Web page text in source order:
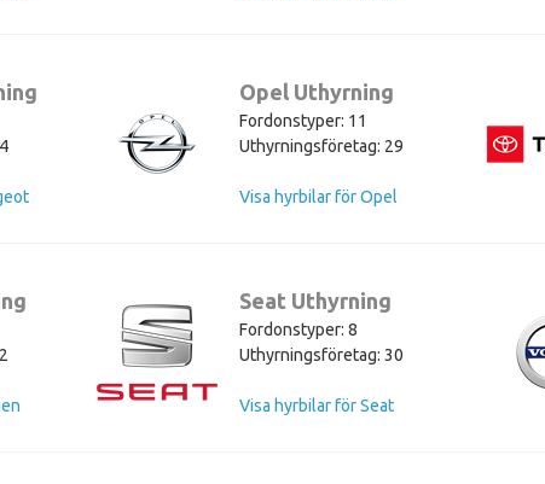
Opel Uthyrning
Fordonstyper: 11
Uthyrningsföretag: 29
Visa hyrbilar för Opel
Seat Uthyrning
Fordonstyper: 8
Uthyrningsföretag: 30
Visa hyrbilar för Seat